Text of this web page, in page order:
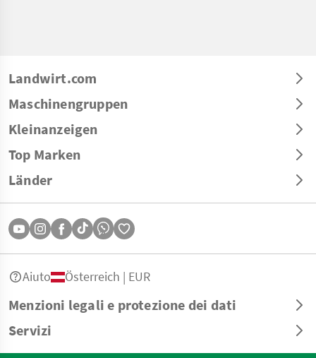
Landwirt.com
Maschinengruppen
Kleinanzeigen
Top Marken
Länder
Menzioni legali e protezione dei dati
Servizi
Aiuto Österreich | EUR